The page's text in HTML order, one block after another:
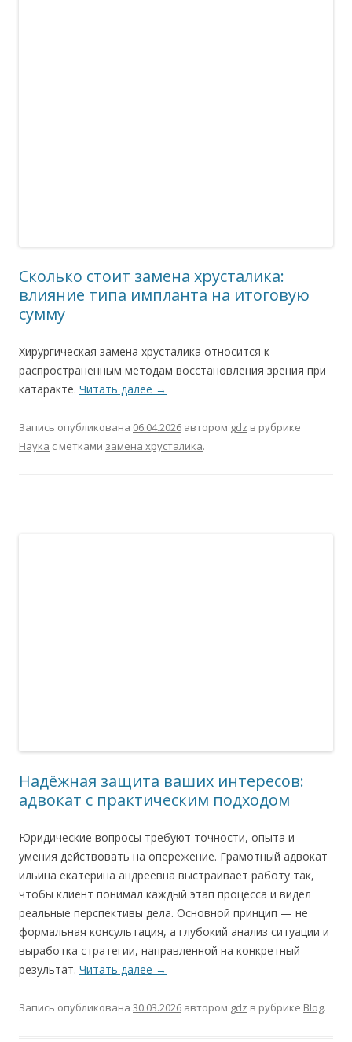
Сколько стоит замена хрусталика:
влияние типа импланта на итоговую
сумму
Хирургическая замена хрусталика относится к
распространённым методам восстановления зрения при
катаракте. Читать далее →
Запись опубликована 06.04.2026 автором gdz в рубрике
Наука с метками замена хрусталика.
Надёжная защита ваших интересов:
адвокат с практическим подходом
Юридические вопросы требуют точности, опыта и
умения действовать на опережение. Грамотный адвокат
ильина екатерина андреевна выстраивает работу так,
чтобы клиент понимал каждый этап процесса и видел
реальные перспективы дела. Основной принцип — не
формальная консультация, а глубокий анализ ситуации и
выработка стратегии, направленной на конкретный
результат. Читать далее →
Запись опубликована 30.03.2026 автором gdz в рубрике Blog.